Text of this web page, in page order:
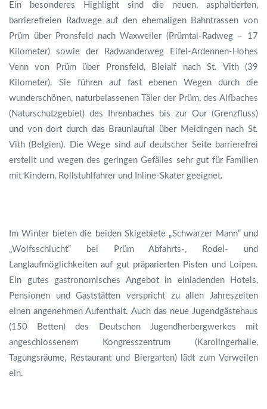
Ein besonderes Highlight sind die neuen, asphaltierten,
barrierefreien Radwege auf den ehemaligen Bahntrassen von
Prüm über Pronsfeld nach Waxweiler (Prümtal-Radweg – 17
Kilometer) sowie der Radwanderweg Eifel-Ardennen-Hohes
Venn von Prüm über Pronsfeld, Bleialf nach St. Vith (39
Kilometer). Sie führen auf fast ebenen Wegen durch die
wunderschönen, naturbelassenen Täler der Prüm, des Alfbaches
(Naturschutzgebiet) des Ihrenbaches bis zur Our (Grenzfluss)
und von dort durch das Braunlauftal über Meidingen nach St.
Vith (Belgien). Die Wege sind auf deutscher Seite barrierefrei
erstellt und wegen des geringen Gefälles sehr gut für Familien
mit Kindern, Rollstuhlfahrer und Inline-Skater geeignet.
Im Winter bieten die beiden Skigebiete „Schwarzer Mann“ und
„Wolfsschlucht“ bei Prüm Abfahrts-, Rodel- und
Langlaufmöglichkeiten auf gut präparierten Pisten und Loipen.
Ein gutes gastronomisches Angebot in einladenden Hotels,
Pensionen und Gaststätten verspricht zu allen Jahreszeiten
einen angenehmen Aufenthalt. Auch das neue Jugendgästehaus
(150 Betten) des Deutschen Jugendherbergwerkes mit
angeschlossenem Kongresszentrum (Karolingerhalle,
Tagungsräume, Restaurant und Biergarten) lädt zum Verweilen
ein.